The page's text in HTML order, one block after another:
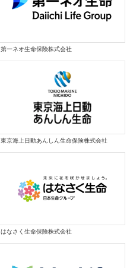
第一ネオ生命保険株式会社
東京海上日動あんしん生命保険株式会社
はなさく生命保険株式会社